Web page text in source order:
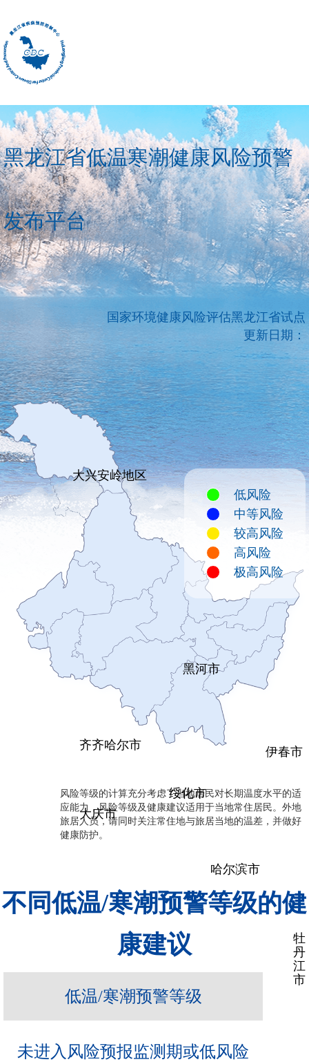
黑龙江省低温寒潮健康风险预警
发布平台
国家环境健康风险评估黑龙江省试点
更新日期：
大兴安岭地区
黑河市
齐齐哈尔市
大庆市
绥化市
哈尔滨市
伊春市
牡
丹
江
市
低风险
中等风险
较高风险
高风险
极高风险
风险等级的计算充分考虑了当地居民对长期温度水平的适
应能力，风险等级及健康建议适用于当地常住居民。外地
旅居人员，请同时关注常住地与旅居当地的温差，并做好
健康防护。
不同低温/寒潮预警等级的健
康建议
低温/寒潮预警等级
未进入风险预报监测期或低风险